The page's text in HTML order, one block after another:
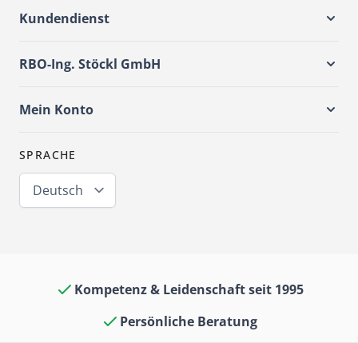
Kundendienst
RBO-Ing. Stöckl GmbH
Mein Konto
SPRACHE
Deutsch
Kompetenz & Leidenschaft seit 1995
Persönliche Beratung